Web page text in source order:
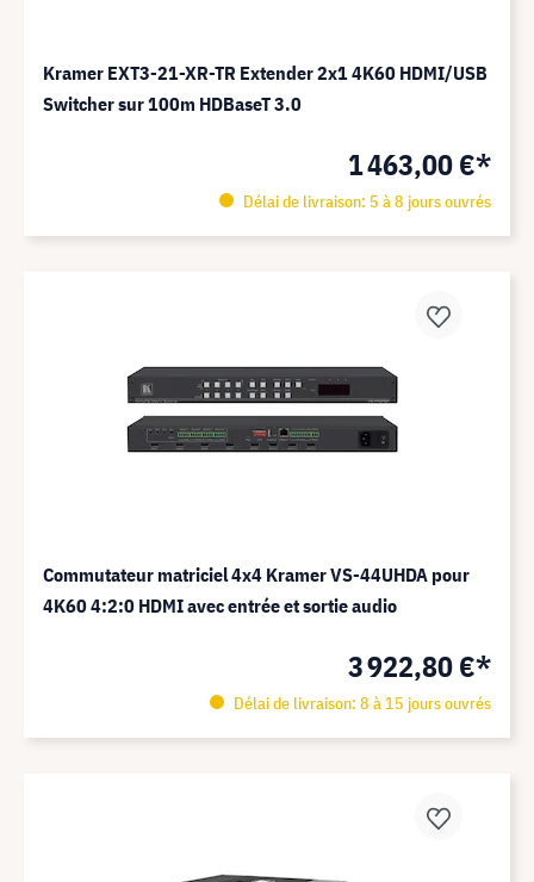
Kramer EXT3-21-XR-TR Extender 2x1 4K60 HDMI/USB
Switcher sur 100m HDBaseT 3.0
1 463,00 €*
Délai de livraison: 5 à 8 jours ouvrés
Commutateur matriciel 4x4 Kramer VS-44UHDA pour
4K60 4:2:0 HDMI avec entrée et sortie audio
3 922,80 €*
Délai de livraison: 8 à 15 jours ouvrés